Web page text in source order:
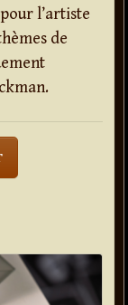
l’artiste
de
' . Middle Seat . '